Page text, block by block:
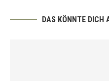
DAS KÖNNTE DICH